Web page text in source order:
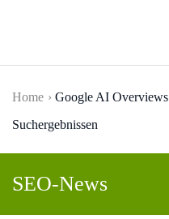
Home
Google AI Overviews
Suchergebnissen
SEO-News